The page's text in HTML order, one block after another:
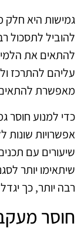
גמישות היא חלק
להוביל לתסכול
להתאים את
עליהם להתרכז
מאפשרת
כדי למנוע חוסר
אפשרויות שונות
שיעורים עם
שיתאימו יותר
רבה יותר, כך
חוסר